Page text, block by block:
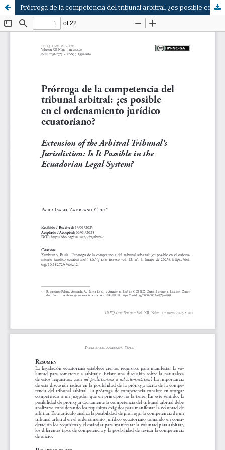
Prórroga de la competencia del tribunal arbitral: ¿es posible en el ordenamiento jurídico ecuatoriano?